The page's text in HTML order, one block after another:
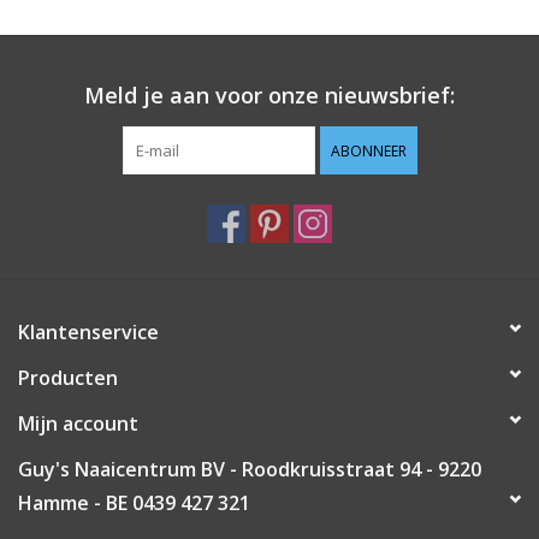
Meld je aan voor onze nieuwsbrief:
ABONNEER
Klantenservice
Producten
Mijn account
Guy's Naaicentrum BV - Roodkruisstraat 94 - 9220
Hamme - BE 0439 427 321